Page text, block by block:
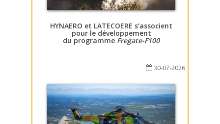
HYNAERO et LATECOERE s’associent
pour le développement
du programme Fregate-F100
30-07-2026